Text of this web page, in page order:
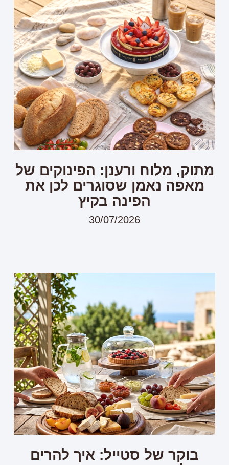
מתוק, מלוח ורענן: הפינוקים של
מאפה נאמן שסוגרים לכן את
הפינה בקיץ
30/07/2026
בוקר של סטייל: איך להרים